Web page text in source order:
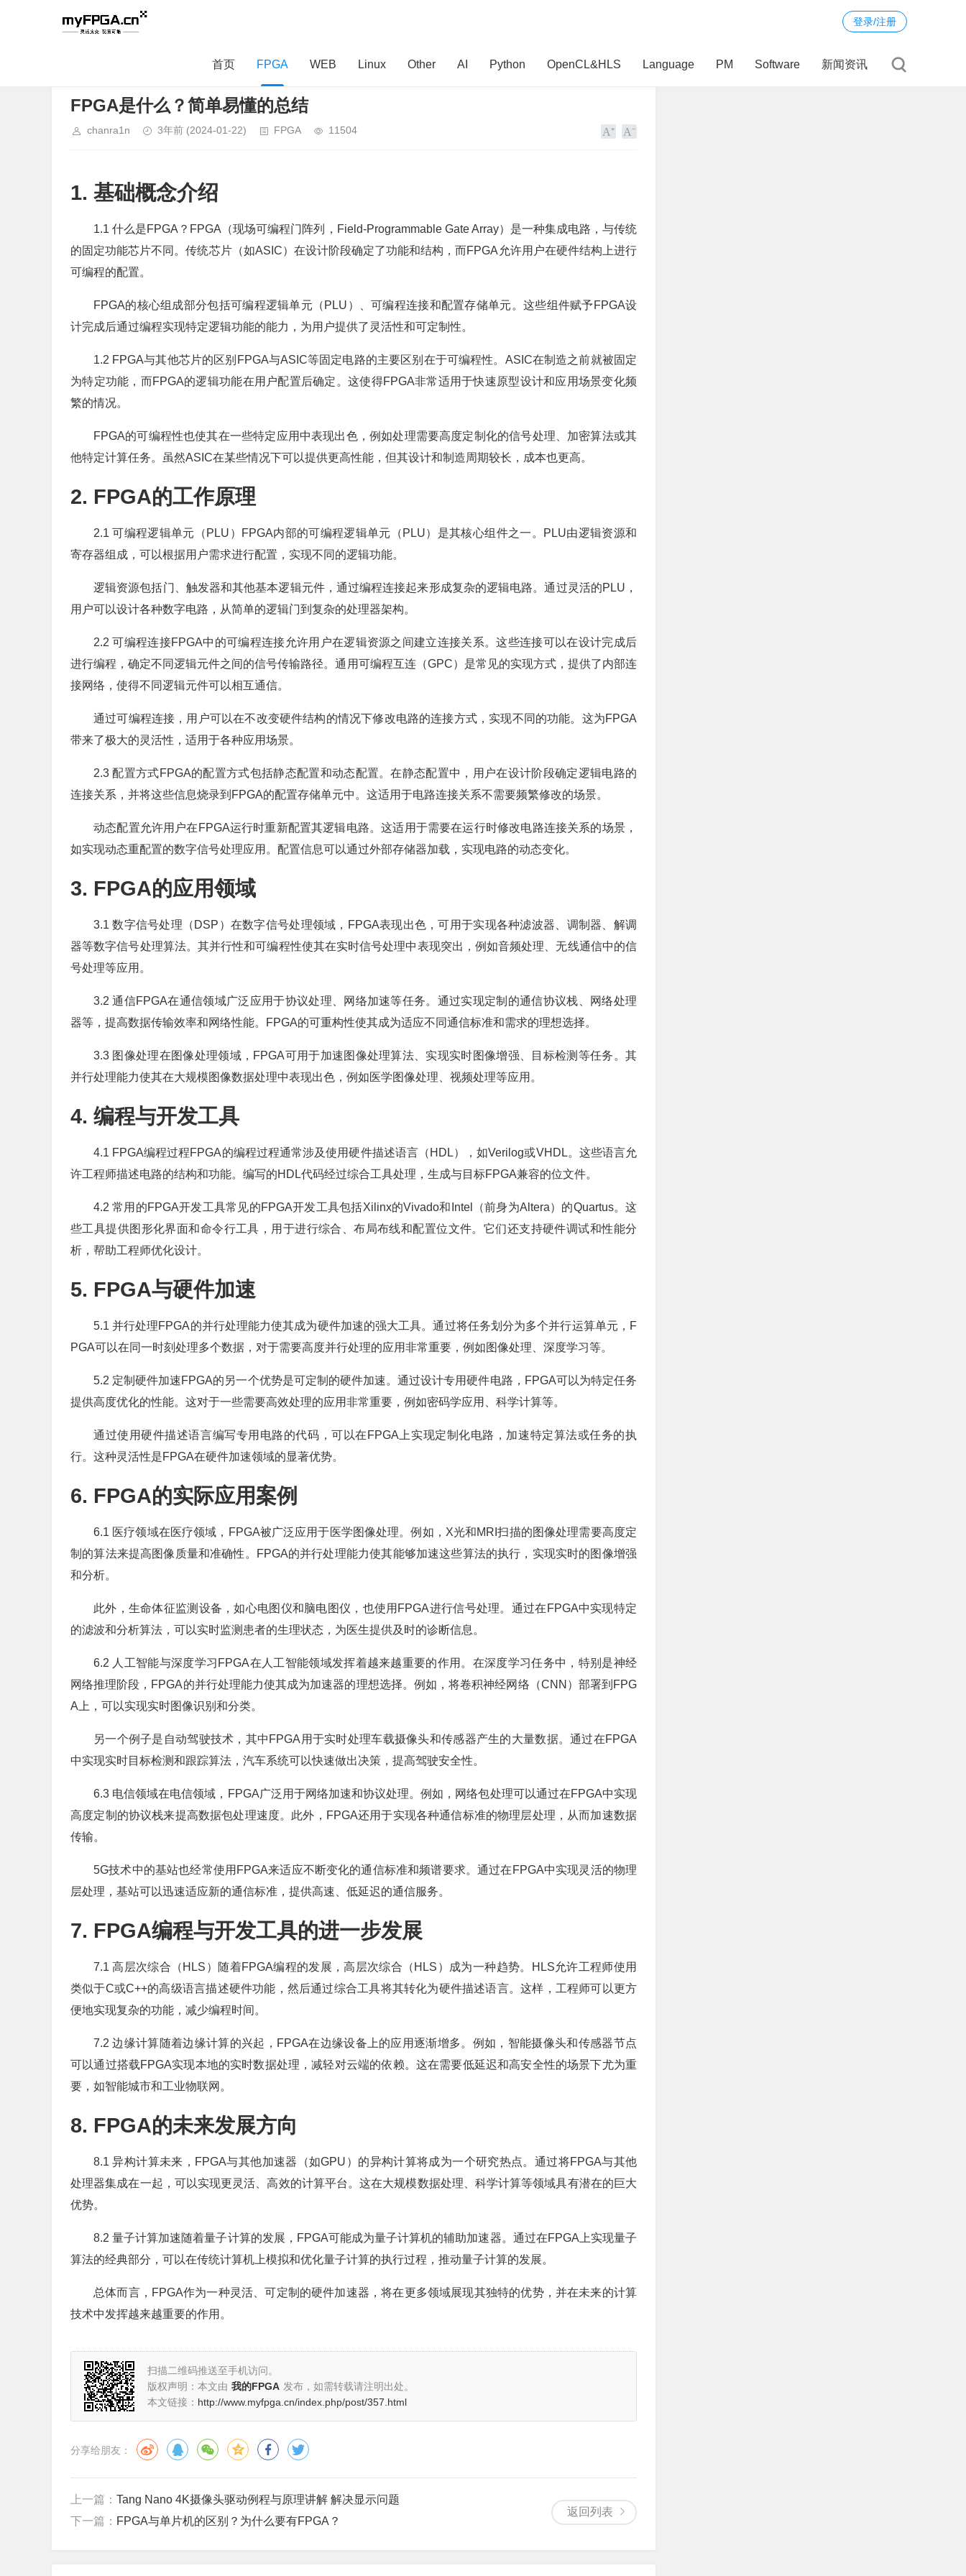
登录/注册
首页 FPGA WEB Linux Other AI Python OpenCL&HLS Language PM Software 新闻资讯
FPGA是什么？简单易懂的总结
chanra1n 3年前 (2024-01-22) FPGA 11504
1. 基础概念介绍
1.1 什么是FPGA？FPGA（现场可编程门阵列，Field-Programmable Gate Array）是一种集成电路，与传统
的固定功能芯片不同。传统芯片（如ASIC）在设计阶段确定了功能和结构，而FPGA允许用户在硬件结构上进行
可编程的配置。
FPGA的核心组成部分包括可编程逻辑单元（PLU）、可编程连接和配置存储单元。这些组件赋予FPGA设
计完成后通过编程实现特定逻辑功能的能力，为用户提供了灵活性和可定制性。
1.2 FPGA与其他芯片的区别FPGA与ASIC等固定电路的主要区别在于可编程性。ASIC在制造之前就被固定
为特定功能，而FPGA的逻辑功能在用户配置后确定。这使得FPGA非常适用于快速原型设计和应用场景变化频
繁的情况。
FPGA的可编程性也使其在一些特定应用中表现出色，例如处理需要高度定制化的信号处理、加密算法或其
他特定计算任务。虽然ASIC在某些情况下可以提供更高性能，但其设计和制造周期较长，成本也更高。
2. FPGA的工作原理
2.1 可编程逻辑单元（PLU）FPGA内部的可编程逻辑单元（PLU）是其核心组件之一。PLU由逻辑资源和
寄存器组成，可以根据用户需求进行配置，实现不同的逻辑功能。
逻辑资源包括门、触发器和其他基本逻辑元件，通过编程连接起来形成复杂的逻辑电路。通过灵活的PLU，
用户可以设计各种数字电路，从简单的逻辑门到复杂的处理器架构。
2.2 可编程连接FPGA中的可编程连接允许用户在逻辑资源之间建立连接关系。这些连接可以在设计完成后
进行编程，确定不同逻辑元件之间的信号传输路径。通用可编程互连（GPC）是常见的实现方式，提供了内部连
接网络，使得不同逻辑元件可以相互通信。
通过可编程连接，用户可以在不改变硬件结构的情况下修改电路的连接方式，实现不同的功能。这为FPGA
带来了极大的灵活性，适用于各种应用场景。
2.3 配置方式FPGA的配置方式包括静态配置和动态配置。在静态配置中，用户在设计阶段确定逻辑电路的
连接关系，并将这些信息烧录到FPGA的配置存储单元中。这适用于电路连接关系不需要频繁修改的场景。
动态配置允许用户在FPGA运行时重新配置其逻辑电路。这适用于需要在运行时修改电路连接关系的场景，
如实现动态重配置的数字信号处理应用。配置信息可以通过外部存储器加载，实现电路的动态变化。
3. FPGA的应用领域
3.1 数字信号处理（DSP）在数字信号处理领域，FPGA表现出色，可用于实现各种滤波器、调制器、解调
器等数字信号处理算法。其并行性和可编程性使其在实时信号处理中表现突出，例如音频处理、无线通信中的信
号处理等应用。
3.2 通信FPGA在通信领域广泛应用于协议处理、网络加速等任务。通过实现定制的通信协议栈、网络处理
器等，提高数据传输效率和网络性能。FPGA的可重构性使其成为适应不同通信标准和需求的理想选择。
3.3 图像处理在图像处理领域，FPGA可用于加速图像处理算法、实现实时图像增强、目标检测等任务。其
并行处理能力使其在大规模图像数据处理中表现出色，例如医学图像处理、视频处理等应用。
4. 编程与开发工具
4.1 FPGA编程过程FPGA的编程过程通常涉及使用硬件描述语言（HDL），如Verilog或VHDL。这些语言允
许工程师描述电路的结构和功能。编写的HDL代码经过综合工具处理，生成与目标FPGA兼容的位文件。
4.2 常用的FPGA开发工具常见的FPGA开发工具包括Xilinx的Vivado和Intel（前身为Altera）的Quartus。这
些工具提供图形化界面和命令行工具，用于进行综合、布局布线和配置位文件。它们还支持硬件调试和性能分
析，帮助工程师优化设计。
5. FPGA与硬件加速
5.1 并行处理FPGA的并行处理能力使其成为硬件加速的强大工具。通过将任务划分为多个并行运算单元，F
PGA可以在同一时刻处理多个数据，对于需要高度并行处理的应用非常重要，例如图像处理、深度学习等。
5.2 定制硬件加速FPGA的另一个优势是可定制的硬件加速。通过设计专用硬件电路，FPGA可以为特定任务
提供高度优化的性能。这对于一些需要高效处理的应用非常重要，例如密码学应用、科学计算等。
通过使用硬件描述语言编写专用电路的代码，可以在FPGA上实现定制化电路，加速特定算法或任务的执
行。这种灵活性是FPGA在硬件加速领域的显著优势。
6. FPGA的实际应用案例
6.1 医疗领域在医疗领域，FPGA被广泛应用于医学图像处理。例如，X光和MRI扫描的图像处理需要高度定
制的算法来提高图像质量和准确性。FPGA的并行处理能力使其能够加速这些算法的执行，实现实时的图像增强
和分析。
此外，生命体征监测设备，如心电图仪和脑电图仪，也使用FPGA进行信号处理。通过在FPGA中实现特定
的滤波和分析算法，可以实时监测患者的生理状态，为医生提供及时的诊断信息。
6.2 人工智能与深度学习FPGA在人工智能领域发挥着越来越重要的作用。在深度学习任务中，特别是神经
网络推理阶段，FPGA的并行处理能力使其成为加速器的理想选择。例如，将卷积神经网络（CNN）部署到FPG
A上，可以实现实时图像识别和分类。
另一个例子是自动驾驶技术，其中FPGA用于实时处理车载摄像头和传感器产生的大量数据。通过在FPGA
中实现实时目标检测和跟踪算法，汽车系统可以快速做出决策，提高驾驶安全性。
6.3 电信领域在电信领域，FPGA广泛用于网络加速和协议处理。例如，网络包处理可以通过在FPGA中实现
高度定制的协议栈来提高数据包处理速度。此外，FPGA还用于实现各种通信标准的物理层处理，从而加速数据
传输。
5G技术中的基站也经常使用FPGA来适应不断变化的通信标准和频谱要求。通过在FPGA中实现灵活的物理
层处理，基站可以迅速适应新的通信标准，提供高速、低延迟的通信服务。
7. FPGA编程与开发工具的进一步发展
7.1 高层次综合（HLS）随着FPGA编程的发展，高层次综合（HLS）成为一种趋势。HLS允许工程师使用
类似于C或C++的高级语言描述硬件功能，然后通过综合工具将其转化为硬件描述语言。这样，工程师可以更方
便地实现复杂的功能，减少编程时间。
7.2 边缘计算随着边缘计算的兴起，FPGA在边缘设备上的应用逐渐增多。例如，智能摄像头和传感器节点
可以通过搭载FPGA实现本地的实时数据处理，减轻对云端的依赖。这在需要低延迟和高安全性的场景下尤为重
要，如智能城市和工业物联网。
8. FPGA的未来发展方向
8.1 异构计算未来，FPGA与其他加速器（如GPU）的异构计算将成为一个研究热点。通过将FPGA与其他
处理器集成在一起，可以实现更灵活、高效的计算平台。这在大规模数据处理、科学计算等领域具有潜在的巨大
优势。
8.2 量子计算加速随着量子计算的发展，FPGA可能成为量子计算机的辅助加速器。通过在FPGA上实现量子
算法的经典部分，可以在传统计算机上模拟和优化量子计算的执行过程，推动量子计算的发展。
总体而言，FPGA作为一种灵活、可定制的硬件加速器，将在更多领域展现其独特的优势，并在未来的计算
技术中发挥越来越重要的作用。
扫描二维码推送至手机访问。
版权声明：本文由 我的FPGA 发布，如需转载请注明出处。
本文链接： http://www.myfpga.cn/index.php/post/357.html
分享给朋友：
返回列表
上一篇： Tang Nano 4K摄像头驱动例程与原理讲解 解决显示问题
下一篇： FPGA与单片机的区别？为什么要有FPGA？